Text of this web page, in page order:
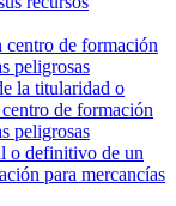
centro de formación
peligrosas
la titularidad o
de formación
peligrosas
o definitivo de un
para mercancías